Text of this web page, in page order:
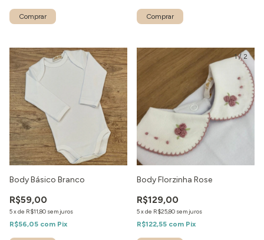
Body Básico Branco
R$59,00
5xde R$11,80 sem juros
R$56,05 com Pix
1/ 2
Body Florzinha Rose
R$129,00
5xde R$25,80 sem juros
R$122,55 com Pix